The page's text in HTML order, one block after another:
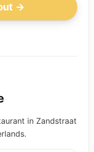
→
in Zandstraat